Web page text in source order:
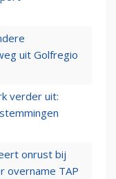
uit Golfregio
verder uit:
onrust bij
overname TAP